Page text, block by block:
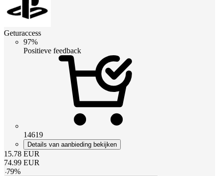
Geturaccess
97%
Positieve feedback
14619
Details van aanbieding bekijken
15.78 EUR
74.99 EUR
-79%